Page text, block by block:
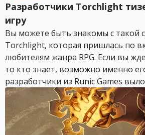
Разработчики Torchlight
игру
Вы можете быть знакомы с такой
Torchlight, которая пришлась по
любителям жанра RPG. Если вы
то кто знает, возможно именно
разработчики из Runic Games